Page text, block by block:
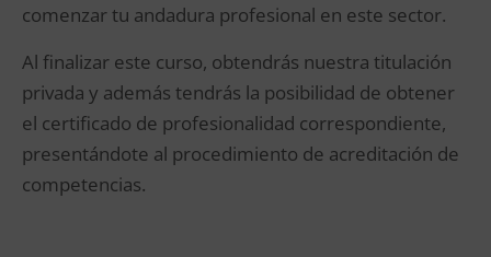
comenzar tu andadura profesional en este sector.
Al finalizar este curso, obtendrás nuestra titulación
privada y además tendrás la posibilidad de obtener
el certificado de profesionalidad correspondiente,
presentándote al procedimiento de acreditación de
competencias.